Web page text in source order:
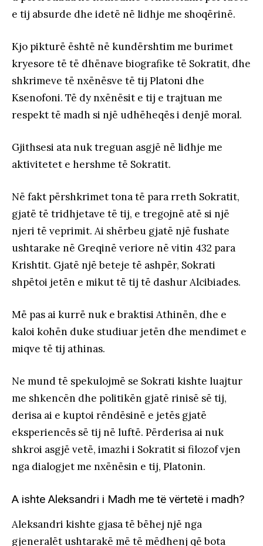
e tij absurde dhe idetë në lidhje me shoqërinë.
Kjo pikturë është në kundërshtim me burimet
kryesore të të dhënave biografike të Sokratit, dhe
shkrimeve të nxënësve të tij Platoni dhe
Ksenofoni. Të dy nxënësit e tij e trajtuan me
respekt të madh si një udhëheqës i denjë moral.
Gjithsesi ata nuk treguan asgjë në lidhje me
aktivitetet e hershme të Sokratit.
Në fakt përshkrimet tona të para rreth Sokratit,
gjatë të tridhjetave të tij, e tregojnë atë si një
njeri të veprimit. Ai shërbeu gjatë një fushate
ushtarake në Greqinë veriore në vitin 432 para
Krishtit. Gjatë një beteje të ashpër, Sokrati
shpëtoi jetën e mikut të tij të dashur Alcibiades.
Më pas ai kurrë nuk e braktisi Athinën, dhe e
kaloi kohën duke studiuar jetën dhe mendimet e
miqve të tij athinas.
Ne mund të spekulojmë se Sokrati kishte luajtur
me shkencën dhe politikën gjatë rinisë së tij,
derisa ai e kuptoi rëndësinë e jetës gjatë
eksperiencës së tij në luftë. Përderisa ai nuk
shkroi asgjë vetë, imazhi i Sokratit si filozof vjen
nga dialogjet me nxënësin e tij, Platonin.
A ishte Aleksandri i Madh me të vërtetë i madh?
Aleksandri kishte gjasa të bëhej një nga
gjeneralët ushtarakë më të mëdhenj që bota